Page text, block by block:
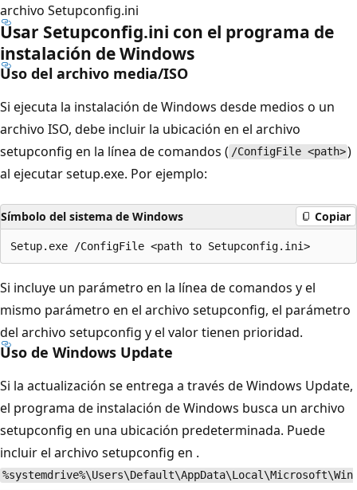
archivo Setupconfig.ini
Usar Setupconfig.ini con el programa de
instalación de Windows
Uso del archivo media/ISO
Si ejecuta la instalación de Windows desde medios o un
archivo ISO, debe incluir la ubicación en el archivo
setupconfig en la línea de comandos ( /ConfigFile <path>)
al ejecutar setup.exe. Por ejemplo:
Símbolo del sistema de Windows Copiar
Si incluye un parámetro en la línea de comandos y el
mismo parámetro en el archivo setupconfig, el parámetro
del archivo setupconfig y el valor tienen prioridad.
Uso de Windows Update
Si la actualización se entrega a través de Windows Update,
el programa de instalación de Windows busca un archivo
setupconfig en una ubicación predeterminada. Puede
incluir el archivo setupconfig en .
%systemdrive%\Users\Default\AppData\Local\Microsoft\Win